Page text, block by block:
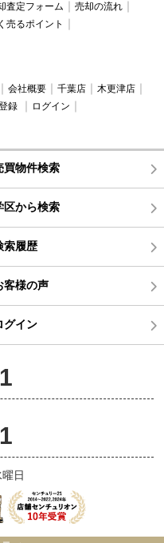
査定フォーム
売却の流れ
売るポイント
会社概要 千葉店
木更津店
録
ログイン
買物件検索
区から検索
索履歴
客様の声
グイン
日